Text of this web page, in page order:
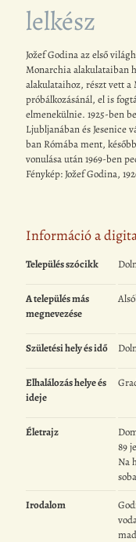
lelkész
Jožef Godina az első
Monarchia alakulataiban
alakulataihoz, részt vett a
próbálkozásánál, el is
elmenekülnie. 1925-ben
Ljubljanában és Jesenice
ban Rómába ment,
vonulása után 1969-ben
Fénykép: Jožef Godina,
Információ a
Település szócikk
A település más
megnevezése
Születési hely és idő
Elhalálozás helye és
ideje
Életrajz
89
Na
Irodalom